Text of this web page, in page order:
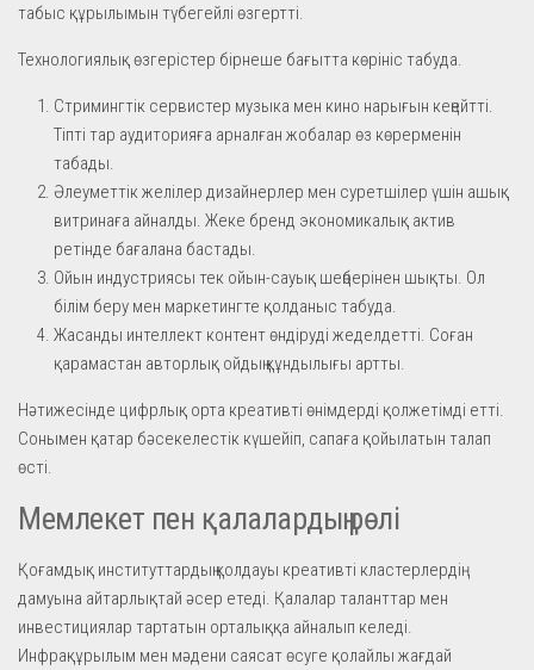
табыс құрылымын түбегейлі өзгертті.
Технологиялық өзгерістер бірнеше бағытта көрініс табуда.
Стримингтік сервистер музыка мен кино нарығын кеңейтті.
Тіпті тар аудиторияға арналған жобалар өз көрерменін
табады.
Әлеуметтік желілер дизайнерлер мен суретшілер үшін ашық
витринаға айналды. Жеке бренд экономикалық актив
ретінде бағалана бастады.
Ойын индустриясы тек ойын-сауық шеңберінен шықты. Ол
білім беру мен маркетингте қолданыс табуда.
Жасанды интеллект контент өндіруді жеделдетті. Соған
қарамастан авторлық ойдың құндылығы артты.
Нәтижесінде цифрлық орта креативті өнімдерді қолжетімді етті.
Сонымен қатар бәсекелестік күшейіп, сапаға қойылатын талап
өсті.
Мемлекет пен қалалардың рөлі
Қоғамдық институттардың қолдауы креативті кластерлердің
дамуына айтарлықтай әсер етеді. Қалалар таланттар мен
инвестициялар тартатын орталыққа айналып келеді.
Инфрақұрылым мен мәдени саясат өсуге қолайлы жағдай